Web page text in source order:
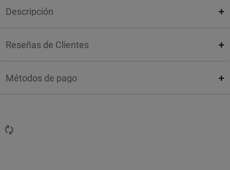
Descripción
Reseñas de Clientes
Métodos de pago